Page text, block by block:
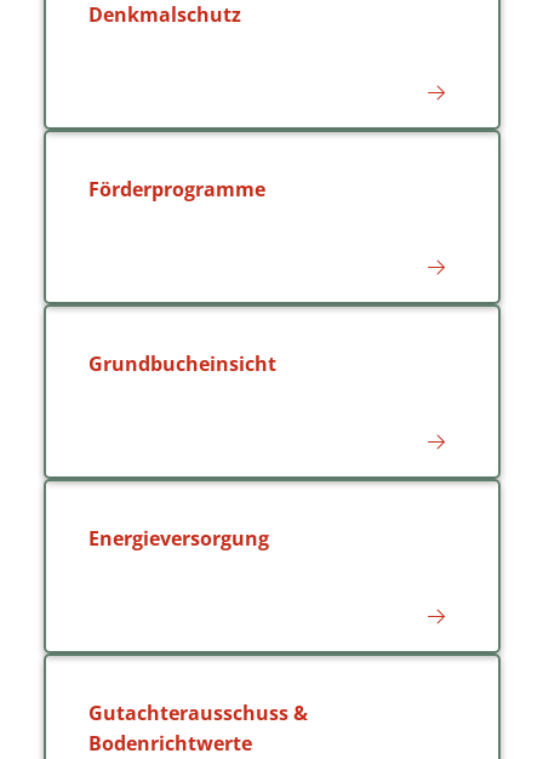
Denkmalschutz
Förderprogramme
Grundbucheinsicht
Energieversorgung
Gutachterausschuss &
Bodenrichtwerte